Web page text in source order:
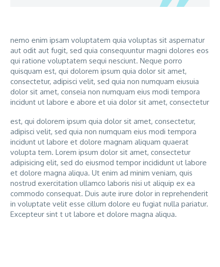
nemo enim ipsam voluptatem quia voluptas sit aspernatur
aut odit aut fugit, sed quia consequuntur magni dolores eos
qui ratione voluptatem sequi nesciunt. Neque porro
quisquam est, qui dolorem ipsum quia dolor sit amet,
consectetur, adipisci velit, sed quia non numquam eiusuia
dolor sit amet, conseia non numquam eius modi tempora
incidunt ut labore e abore et uia dolor sit amet, consectetur
est, qui dolorem ipsum quia dolor sit amet, consectetur,
adipisci velit, sed quia non numquam eius modi tempora
incidunt ut labore et dolore magnam aliquam quaerat
volupta tem. Lorem ipsum dolor sit amet, consectetur
adipisicing elit, sed do eiusmod tempor incididunt ut labore
et dolore magna aliqua. Ut enim ad minim veniam, quis
nostrud exercitation ullamco laboris nisi ut aliquip ex ea
commodo consequat. Duis aute irure dolor in reprehenderit
in voluptate velit esse cillum dolore eu fugiat nulla pariatur.
Excepteur sint t ut labore et dolore magna aliqua.